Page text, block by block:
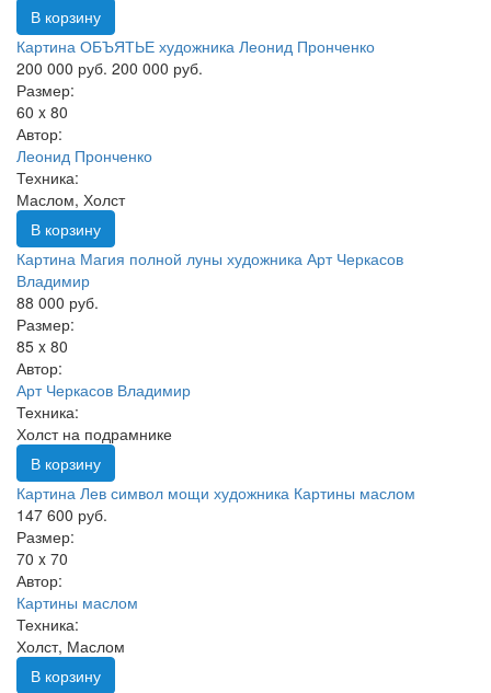
В корзину
Картина ОБЪЯТЬЕ художника Леонид Пронченко
200 000 руб. 200 000 руб.
Размер:
60 x 80
Автор:
Леонид Пронченко
Техника:
Маслом, Холст
В корзину
Картина Магия полной луны художника Арт Черкасов
Владимир
88 000 руб.
Размер:
85 x 80
Автор:
Арт Черкасов Владимир
Техника:
Холст на подрамнике
В корзину
Картина Лев символ мощи художника Картины маслом
147 600 руб.
Размер:
70 x 70
Автор:
Картины маслом
Техника:
Холст, Маслом
В корзину